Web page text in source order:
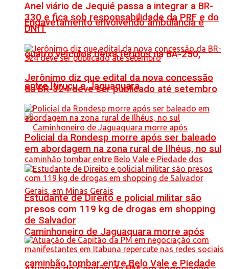
Engavetamento envolvendo ambulância e
quatro veículos deixa feridos na BA-250,
entre Itiruçu e Jaguaquara
Caminhoneiro de Jaguaquara morre após
caminhão tombar entre Belo Vale e Piedade
Anel viário de Jequié passa a integrar a BR-
330 e fica sob responsabilidade da PRF e do
DNIT
Jerônimo diz que edital da nova concessão
da BR-324 deve ser publicado até setembro
Policial da Rondesp morre após ser baleado
em abordagem na zona rural de Ilhéus, no sul
Estudante de Direito e policial militar são
presos com 119 kg de drogas em shopping
de Salvador